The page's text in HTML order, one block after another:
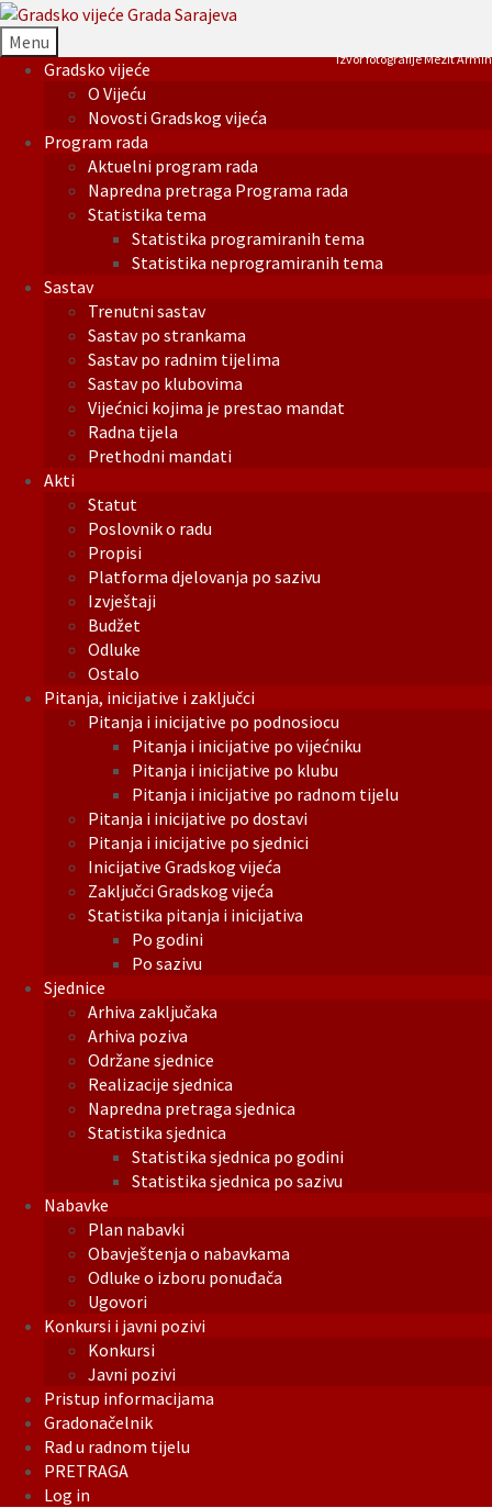
Menu
Gradsko vijeće
O Vijeću
Novosti Gradskog vijeća
Program rada
Aktuelni program rada
Napredna pretraga Programa rada
Statistika tema
Statistika programiranih tema
Statistika neprogramiranih tema
Sastav
Trenutni sastav
Sastav po strankama
Sastav po radnim tijelima
Sastav po klubovima
Vijećnici kojima je prestao mandat
Radna tijela
Prethodni mandati
Akti
Statut
Poslovnik o radu
Propisi
Platforma djelovanja po sazivu
Izvještaji
Budžet
Odluke
Ostalo
Pitanja, inicijative i zaključci
Pitanja i inicijative po podnosiocu
Pitanja i inicijative po vijećniku
Pitanja i inicijative po klubu
Pitanja i inicijative po radnom tijelu
Pitanja i inicijative po dostavi
Pitanja i inicijative po sjednici
Inicijative Gradskog vijeća
Zaključci Gradskog vijeća
Statistika pitanja i inicijativa
Po godini
Po sazivu
Sjednice
Arhiva zaključaka
Arhiva poziva
Održane sjednice
Realizacije sjednica
Napredna pretraga sjednica
Statistika sjednica
Statistika sjednica po godini
Statistika sjednica po sazivu
Nabavke
Plan nabavki
Obavještenja o nabavkama
Odluke o izboru ponuđača
Ugovori
Konkursi i javni pozivi
Konkursi
Javni pozivi
Pristup informacijama
Gradonačelnik
Rad u radnom tijelu
PRETRAGA
Log in
Izvor fotografije Mezit Armin